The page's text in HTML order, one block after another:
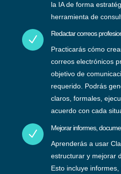
la IA de forma
herramienta de
N
Redactar correos
Practicarás cómo
correos electrónicos
objetivo de
requerido. Podrás
claros, formales,
acuerdo con cada
N
Mejorar informes,
Aprenderás a usar
estructurar y mejorar
Esto incluye